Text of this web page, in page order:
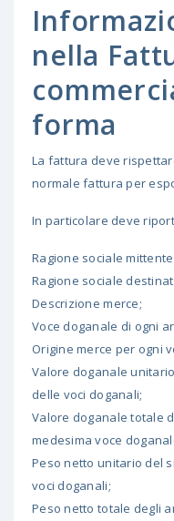
nella
forma
La fattura deve
normale fattura per
In particolare deve
Ragione sociale mittente
Ragione sociale
Descrizione merce;
Voce doganale di ogni
Origine merce per ogni
Valore doganale
delle voci doganali;
Valore doganale totale
medesima voce
Peso netto unitario del
voci doganali;
Peso netto totale degli